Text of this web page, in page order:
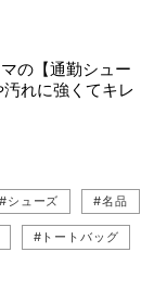
の【通勤シュー
れに強くてキレ
#シューズ #名品
#トートバッグ